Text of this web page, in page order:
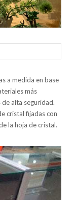
a medida en base
más
alta seguridad.
cristal fijadas con
la hoja de cristal.